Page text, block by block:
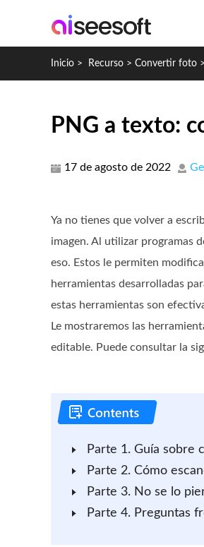
Inicio > Recurso > Convertir foto >
PNG a texto:
17 de agosto de 2022
Ya no tienes que volver a
imagen. Al utilizar programas
eso. Estos le permiten
herramientas desarrolladas
estas herramientas son
Le mostraremos las
editable. Puede consultar la
Parte 1. Guía
Parte 2. Cómo
Parte 3. No se lo
Parte 4. Preguntas